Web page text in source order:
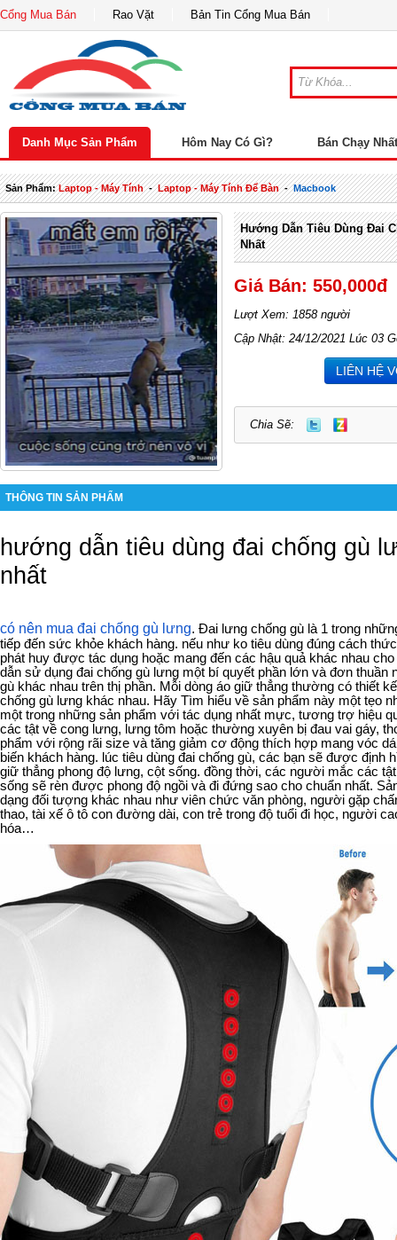
Cổng Mua Bán Rao Vặt Bản Tin Cổng Mua Bán
Danh Mục Sản Phẩm Hôm Nay Có Gì? Bán Chạy Nhất
Sản Phẩm:Laptop - Máy Tính-Laptop - Máy Tính Để Bàn-Macbook
Hướng Dẫn Tiêu Dùng Đai
Nhất
Giá Bán: 550,000đ
Lượt Xem: 1858 người
Cập Nhật: 24/12/2021 Lúc 03
LIÊN HỆ
Chia Sẽ:
THÔNG TIN SẢN PHẨM
hướng dẫn tiêu dùng đai chống gù
nhất
có nên mua đai chống gù lưng. Đai lưng chống gù là 1 trong
tiếp đến sức khỏe khách hàng. nếu như ko tiêu dùng đúng cách
phát huy được tác dụng hoặc mang đến các hậu quả khác nhau
dẫn sử dụng đai chống gù lưng một bí quyết phần lớn và đơn thuần
gù khác nhau trên thị phần. Mỗi dòng áo giữ thẳng thường có thiết
chống gù lưng khác nhau. Hãy Tìm hiểu về sản phẩm này một tẹo
một trong những sản phẩm với tác dụng nhất mực, tương trợ hiệu
các tật về cong lưng, lưng tôm hoặc thường xuyên bị đau vai gáy,
phẩm với rộng rãi size và tăng giảm cơ động thích hợp mang vóc
biến khách hàng. lúc tiêu dùng đai chống gù, các bạn sẽ được định
giữ thẳng phong độ lưng, cột sống. đồng thời, các người mắc các
sống sẽ rèn được phong độ ngồi và đi đứng sao cho chuẩn nhất.
dạng đối tượng khác nhau như viên chức văn phòng, người gặp
thao, tài xế ô tô con đường dài, con trẻ trong độ tuổi đi học, người
hóa…